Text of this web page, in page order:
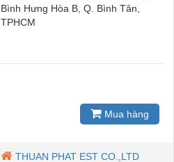
Bình Hưng Hòa B, Q. Bình Tân,
TPHCM
Mua hàng
THUAN PHAT EST CO.,LTD